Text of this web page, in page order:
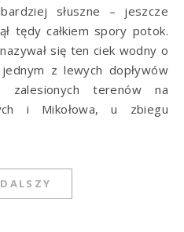
słuszne – jeszcze
tędy całkiem spory potok.
się ten ciek wodny o
z lewych dopływów
zalesionych terenów na
i Mikołowa, u zbiegu